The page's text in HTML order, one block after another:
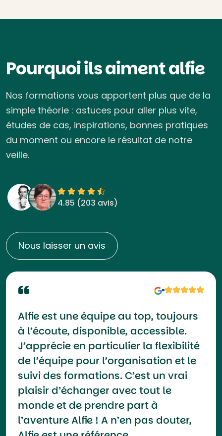
Pourquoi ils aiment alfie
Nos formations vous apportent plus que de la
simple théorie : astuces pour aller plus vite,
études de cas, inspirations, bonnes pratiques
du moment ou encore le résultat de notre
veille.
4.85 (203 avis)
Nous laisser un avis
Alfie est une équipe au top, toujours
à l’écoute, disponible, accessible.
J’apprécie en particulier la flexibilité
de l’équipe pour l’organisation et le
suivi des formations. C’est un vrai
plaisir d’échanger avec tout le
monde et de prendre part à
l’aventure Alfie ! A n’en pas douter,